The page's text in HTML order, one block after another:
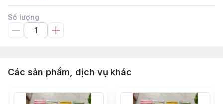
Số lượng
Các sản phẩm, dịch vụ khác